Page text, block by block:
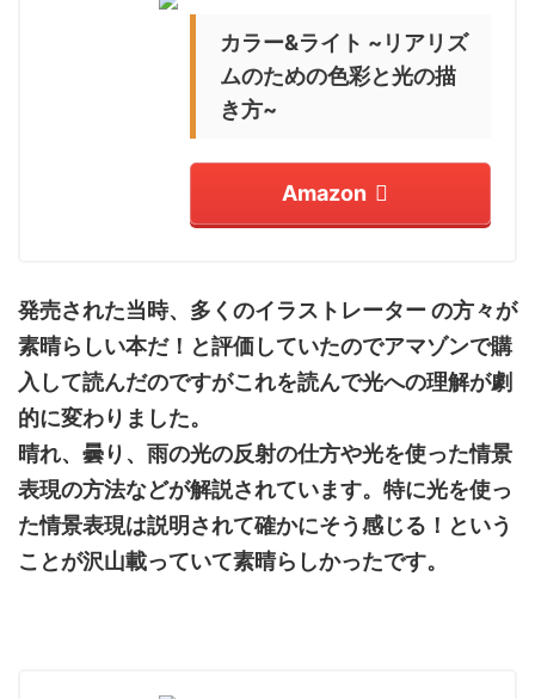
カラー&ライト ~ リアリズ
ムのための色彩と光の描
き方~
Amazon
発売された当時、多くのイラストレーターの方々が
素晴らしい本だ！と評価していたのでアマゾンで購
入して読んだのですがこれを読んで光への理解が劇
的に変わりました。
晴れ、曇り、雨の光の反射の仕方や光を使った情景
表現の方法などが解説されています。特に光を使っ
た情景表現は説明されて確かにそう感じる！という
ことが沢山載っていて素晴らしかったです。